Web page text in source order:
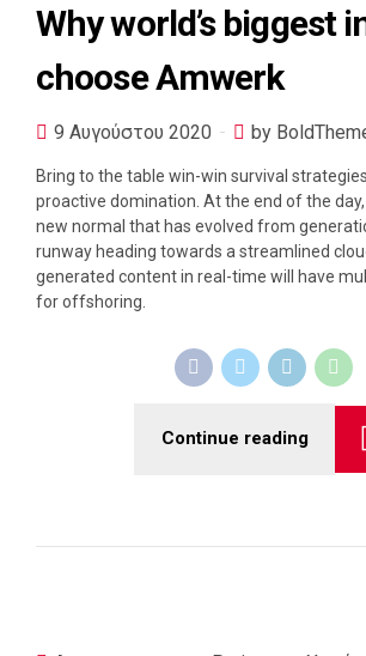
Why world’s biggest
choose Amwerk
9 Αυγούστου 2020 by
Bring to the table win-win survival
proactive domination. At the end of the
new normal that has evolved from
runway heading towards a streamlined
generated content in real-time will have
for offshoring.
Continue reading